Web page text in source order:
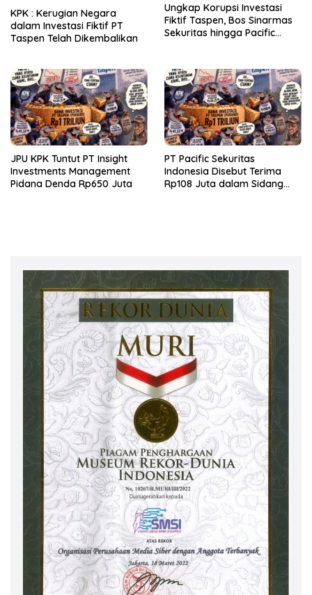
KPK : Kerugian Negara
dalam Investasi Fiktif PT
Taspen Telah Dikembalikan
Ungkap Korupsi Investasi
Fiktif Taspen, Bos Sinarmas
Sekuritas hingga Pacific
JPU KPK Tuntut PT Insight
Investments Management
Pidana Denda Rp650 Juta
PT Pacific Sekuritas
Indonesia Disebut Terima
Rp108 Juta dalam Sidang